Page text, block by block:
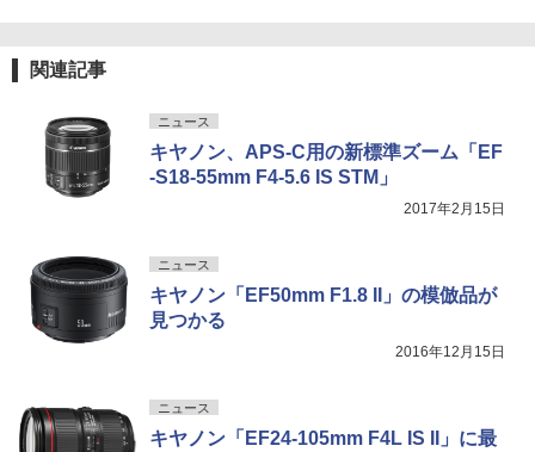
関連記事
ニュース
キヤノン、APS-C用の新標準ズーム「EF
-S18-55mm F4-5.6 IS STM」
2017年2月15日
ニュース
キヤノン「EF50mm F1.8 II」の模倣品が
見つかる
2016年12月15日
ニュース
キヤノン「EF24-105mm F4L IS II」に最